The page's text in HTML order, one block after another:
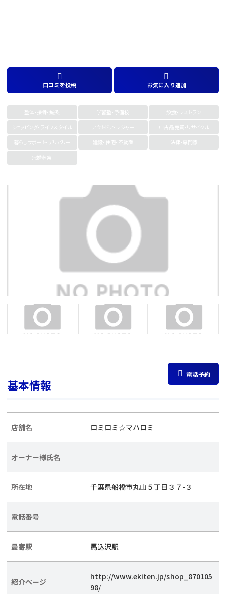
口コミを投稿 お気に入り追加
整体・接骨・鍼灸 学習塾・予備校
飲食・レストラン
ショッピング・ライフスタイル
アウトドア・レジャー
中古品売買・リサイクル
暮らしサポート・デリバリー
建設・住宅・不動産
法律・専門家
冠婚葬祭
電話予約
基本情報
店舗名 ロミロミ☆マハロミ
オーナー様氏名
所在地 千葉県船橋市丸山５丁目３７-３
電話番号
最寄駅 馬込沢駅
紹介ページ
http://www.ekiten.jp/shop_870105
98/